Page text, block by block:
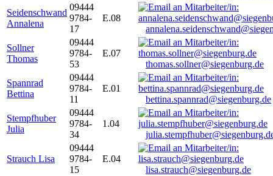
Seidenschwand
Annalena
09444
9784-
17
E.08
Sollner
Thomas
09444
9784-
53
E.07
thomas.sollner@siegenburg.de
Spannrad
Bettina
09444
9784-
11
E.01
bettina.spannrad@siegenburg.de
Stempfhuber
Julia
09444
9784-
34
1.04
Strauch Lisa
09444
9784-
15
E.04
lisa.strauch@siegenburg.de